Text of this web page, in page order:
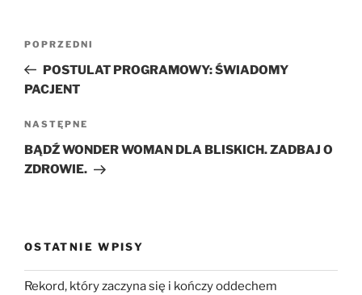
Poprzedni
wpis
POPRZEDNI
POSTULAT PROGRAMOWY: ŚWIADOMY
PACJENT
Następny
wpis
NASTĘPNE
BĄDŹ WONDER WOMAN DLA BLISKICH. ZADBAJ O
ZDROWIE.
OSTATNIE WPISY
Rekord, który zaczyna się i kończy oddechem